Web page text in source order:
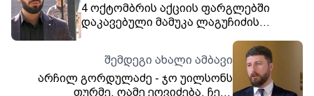
4 ოქტომბრის აქციის ფარგლებში
დაკავებული მამუკა ლაგუჩიძის
არ ვეთანხმებით, ამ ეტაპისთვის ის
დუმილის უფლებას იყენებს
შემდეგი ახალი ამბავი
არჩილ გორდულაძე - ჯო უილსონს
თურმე, ღამე ეღვიძება, ჩემი